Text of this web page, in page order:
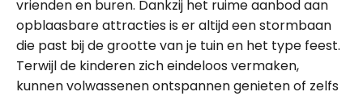
vrienden en buren. Dankzij het ruime aanbod aan
opblaasbare attracties is er altijd een stormbaan
die past bij de grootte van je tuin en het type feest.
Terwijl de kinderen zich eindeloos vermaken,
kunnen volwassenen ontspannen genieten of zelfs